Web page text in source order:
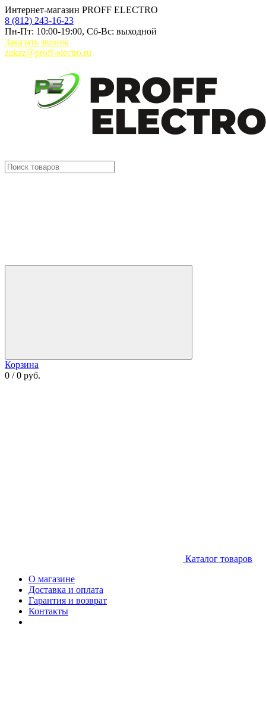
Интернет-магазин PROFF ELECTRO
8 (812) 243-16-23
Пн-Пт: 10:00-19:00, Сб-Вс: выходной
Заказать звонок
zakaz@proff-electro.ru
Корзина
0 / 0 руб.
Каталог товаров
О магазине
Доставка и оплата
Гарантия и возврат
Контакты